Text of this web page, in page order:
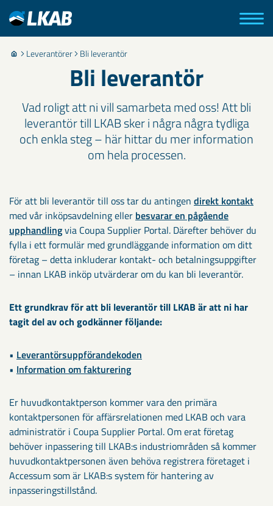
Leverantörer Bli leverantör
Bli leverantör
Vad roligt att ni vill samarbeta med oss! Att bli
leverantör till LKAB sker i några några tydliga
och enkla steg – här hittar du mer information
om hela processen.
För att bli leverantör till oss tar du antingen direkt kontakt
med vår inköpsavdelning eller besvarar en pågående
upphandlingvia Coupa Supplier Portal. Därefter behöver du
fylla i ett formulär med grundläggande information om ditt
företag – detta inkluderar kontakt- och betalningsuppgifter
– innan LKAB inköp utvärderar om du kan bli leverantör.
Ett grundkrav för att bli leverantör till LKAB är att ni har
tagit del av och godkänner följande:
• Leverantörsuppförandekoden
• Information om fakturering
Er huvudkontaktperson kommer vara den primära
kontaktpersonen för affärsrelationen med LKAB och vara
administratör i Coupa Supplier Portal. Om erat företag
behöver inpassering till LKAB:s industriområden så kommer
huvudkontaktpersonen även behöva registrera företaget i
Accessum som är LKAB:s system för hantering av
inpasseringstillstånd.